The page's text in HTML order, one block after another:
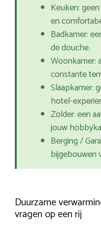
Keuken:
en
Badkamer:
de douche.
Woonkamer:
constante
Slaapkamer:
hotel-
Zolder: een
jouw
Berging /
bijgebouwen
Duurzame
vragen op een rij